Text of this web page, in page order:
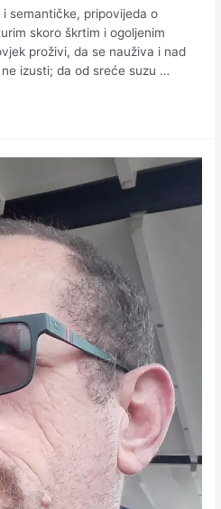
semantičke, pripovijeda o
skoro škrtim i ogoljenim
proživi, da se nauživa i nad
izusti; da od sreće suzu …